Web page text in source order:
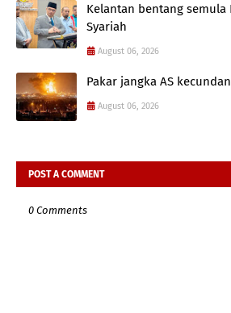
Kelantan bentang semula
Syariah
August 06, 2026
Pakar jangka AS
August 06, 2026
POST A COMMENT
0 Comments